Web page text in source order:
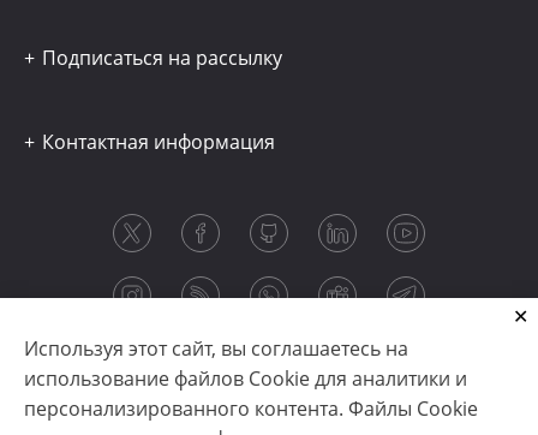
Используя этот сайт, вы соглашаетесь на
использование файлов Cookie для аналитики и
персонализированного контента. Файлы Cookie
Подписаться на рассылку
Контактная информация